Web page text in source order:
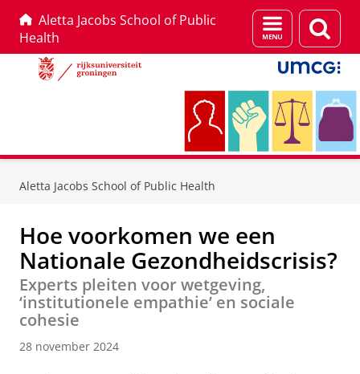
Aletta Jacobs School of Public
Health
Menu
en
zoeken
Aletta Jacobs School of Public Health
Hoe voorkomen we een
Nationale Gezondheidscrisis?
Experts pleiten voor wetgeving,
‘institutionele empathie’ en sociale
cohesie
28 november 2024